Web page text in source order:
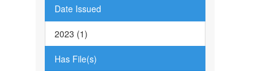
Date Issued
2023 (1)
Has File(s)